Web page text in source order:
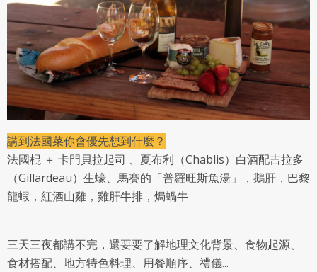
講到法國菜你會優先想到什麼？
法國棍 ＋ 卡門貝拉起司 、夏布利（Chablis）白酒配吉拉多
（Gillardeau）生蠔、馬賽的「普羅旺斯魚湯」，鵝肝，巴黎
龍蝦，紅酒山雞，雞肝牛排，焗蝸牛
三天三夜都講不完，還要要了解地理文化背景、食物起源、
食材搭配、地方特色料理、用餐順序、禮儀...